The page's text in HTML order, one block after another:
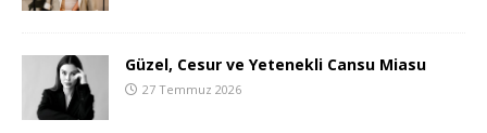
Güzel, Cesur ve Yetenekli Cansu Miasu
27 Temmuz 2026